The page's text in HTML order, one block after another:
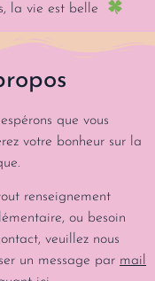
la vie est belle
que vous
votre bonheur sur la
renseignement
ou besoin
veuillez nous
un message par mail